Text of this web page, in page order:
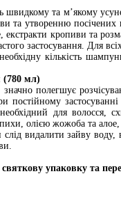
та м’якому
та утворенню
кропиви та
застосування. Для
кількість
(780 мл)
полегшує
для волосся,
олією жожоба та
видалити зайву
упаковку та